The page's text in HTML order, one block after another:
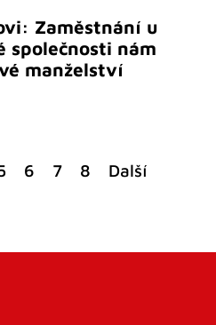
Zaměstnání u
společnosti nám
manželství
6 7 8 Další